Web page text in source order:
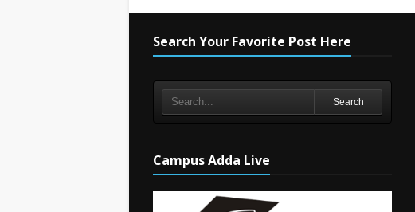
Search Your Favorite Post Here
Search
Campus Adda Live